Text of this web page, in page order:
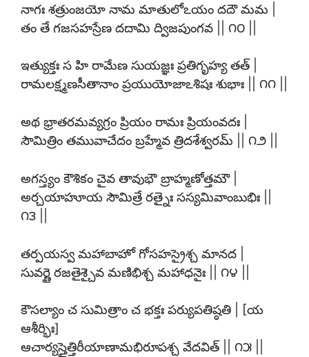
నాగః శత్రుంజయో నామ మాతులోఽయం దదౌ మమ |
తం తే గజసహస్రేణ దదామి ద్విజపుంగవ || ౧౦ ||
ఇత్యుక్తః స హి రామేణ సుయజ్ఞః ప్రతిగృహ్య తత్ |
రామలక్ష్మణసీతానాం ప్రయుయోజాఽశిషః శుభాః || ౧౧ ||
అథ భ్రాతరమవ్యగ్రం ప్రియం రామః ప్రియంవదః |
సౌమిత్రిం తమువాచేదం బ్రహ్మేవ త్రిదశేశ్వరమ్ || ౧౨ ||
అగస్త్యం కౌశికం చైవ తావుభౌ బ్రాహ్మణోత్తమౌ |
అర్చయాహూయ సౌమిత్రే రత్నైః సస్యమివాంబుభిః ||
౧౩ ||
తర్పయస్వ మహాబాహో గోసహస్రైశ్చ మానద |
సువర్ణై రజతైశ్చైవ మణిభిశ్చ మహాధనైః || ౧౪ ||
కౌసల్యాం చ సుమిత్రాం చ భక్తః పర్యుపతిష్ఠతి | [య
ఆశీర్భిః]
ఆచార్యస్తైత్తిరీయాణామభిరూపశ్చ వేదవిత్ || ౧౫ ||